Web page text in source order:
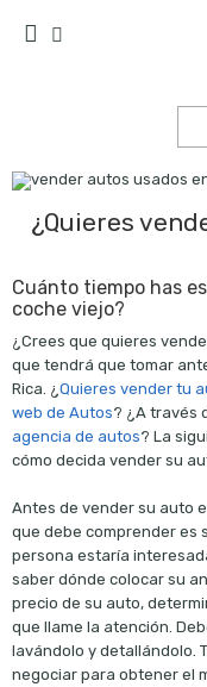
¿Quieres
Cuánto tiempo has
coche viejo?
¿Crees que quieres
que tendrá que tomar
Rica. ¿Quieres vender tu
web de Autos? ¿A través
agencia de autos? La
cómo decida vender su
Antes de vender su auto
que debe comprender es
persona estaría
saber dónde colocar su
precio de su auto,
que llame la atención.
lavándolo y detallándolo.
negociar para obtener el